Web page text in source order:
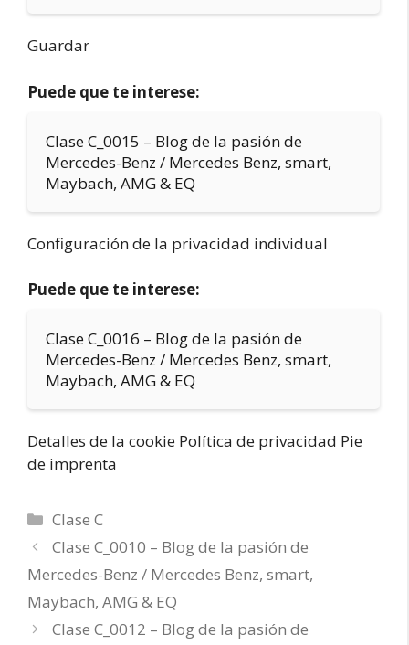
Guardar
Puede que te interese:
Clase C_0015 – Blog de la pasión de
Mercedes-Benz / Mercedes Benz, smart,
Maybach, AMG & EQ
Configuración de la privacidad individual
Puede que te interese:
Clase C_0016 – Blog de la pasión de
Mercedes-Benz / Mercedes Benz, smart,
Maybach, AMG & EQ
Detalles de la cookie Política de privacidad Pie
de imprenta
Categorías
Clase C
Clase C_0010 – Blog de la pasión de
Mercedes-Benz / Mercedes Benz, smart,
Maybach, AMG & EQ
Clase C_0012 – Blog de la pasión de